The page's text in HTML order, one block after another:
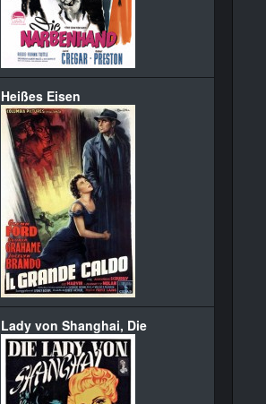
Heißes Eisen
Lady von Shanghai, Die